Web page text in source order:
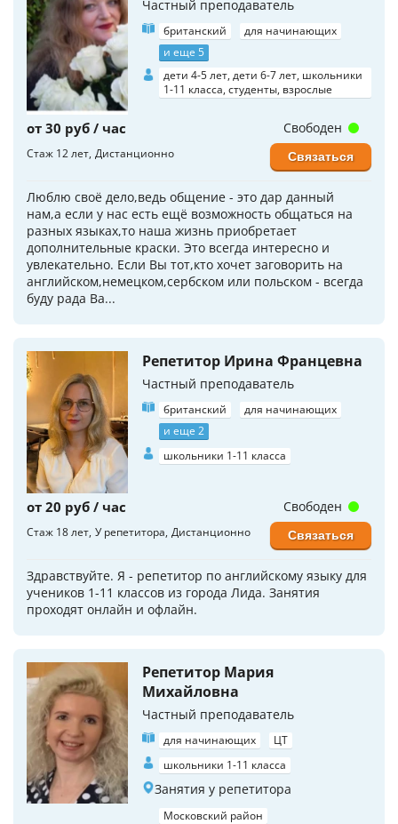
Частный преподаватель
британский
для начинающих
и еще 5
дети 4-5 лет, дети 6-7 лет, школьники
1-11 класса, студенты, взрослые
от 30 руб / час
Стаж 12 лет Дистанционно
Люблю своё дело,ведь общение - это дар данный
нам,а если у нас есть ещё возможность общаться на
разных языках,то наша жизнь приобретает
дополнительные краски. Это всегда интересно и
увлекательно. Если Вы тот,кто хочет заговорить на
английском,немецком,сербском или польском - всегда
буду рада Ва...
Свободен
Связаться
Репетитор Ирина Францевна
Частный преподаватель
британский
для начинающих
и еще 2
школьники 1-11 класса
от 20 руб / час
Стаж 18 лет У репетитора Дистанционно
Здравствуйте. Я - репетитор по английскому языку для
учеников 1-11 классов из города Лида. Занятия
проходят онлайн и офлайн.
Свободен
Связаться
Репетитор Мария
Михайловна
Частный преподаватель
для начинающих
ЦТ
школьники 1-11 класса
Занятия у репетитора
Московский район